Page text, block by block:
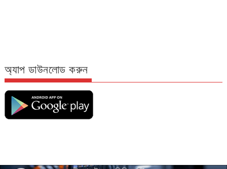
অ্যাপ ডাউনলোড করুন